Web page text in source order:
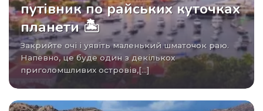
путівник по райських куточках
планети 🏝️
Закрийте очі і уявіть маленький шматочок раю.
Напевно, це буде один з декількох
приголомшливих островів,[...]